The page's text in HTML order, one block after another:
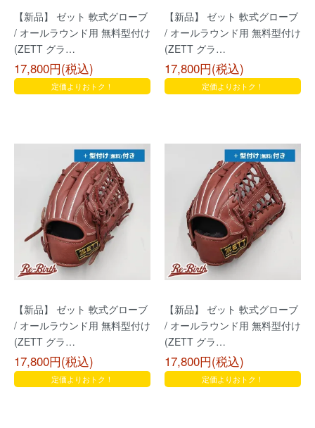
【新品】 ゼット 軟式グローブ
/ オールラウンド用 無料型付け
(ZETT グラ…
17,800円(税込)
定価よりおトク！
【新品】 ゼット 軟式グローブ
/ オールラウンド用 無料型付け
(ZETT グラ…
17,800円(税込)
定価よりおトク！
【新品】 ゼット 軟式グローブ
/ オールラウンド用 無料型付け
(ZETT グラ…
17,800円(税込)
定価よりおトク！
【新品】 ゼット 軟式グローブ
/ オールラウンド用 無料型付け
(ZETT グラ…
17,800円(税込)
定価よりおトク！